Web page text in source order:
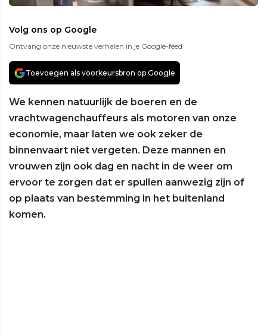
Volg ons op Google
Ontvang onze nieuwste verhalen in je Google-feed
Toevoegen als voorkeursbron op Google
We kennen natuurlijk de boeren en de
vrachtwagenchauffeurs als motoren van onze
economie, maar laten we ook zeker de
binnenvaart niet vergeten. Deze mannen en
vrouwen zijn ook dag en nacht in de weer om
ervoor te zorgen dat er spullen aanwezig zijn of
op plaats van bestemming in het buitenland
komen.